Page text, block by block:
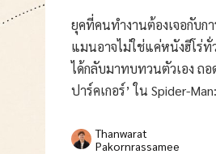
ยุคที่คนทำงานต้องเจอกับก
แมนอาจไม่ใช่แค่หนังฮีโร่
ได้กลับมาทบทวนตัวเอง ถอ
ปาร์คเกอร์’ ใน Spider-
Thanwarat
Pakornrassamee